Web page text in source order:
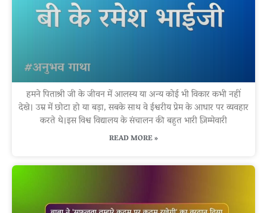
हमने पिताश्री जी के जीवन में आलस्य या अन्य कोई भी विकार कभी नहीं
देखे। उम्र में छोटा हो या बड़ा, सबके साथ वे ईश्वरीय प्रेम के आधार पर व्यवहार
करते थे।इस विश्व विद्यालय के संचालन की बहुत भारी ज़िम्मेवारी
READ MORE »